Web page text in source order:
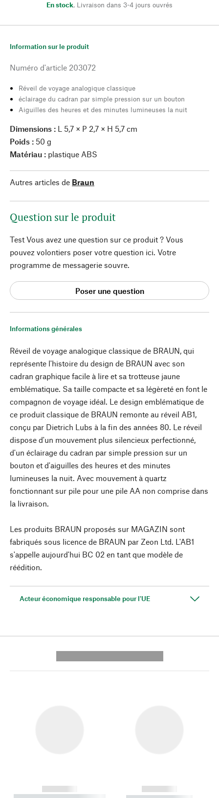
En stock, Livraison dans 3-4 jours ouvrés
Informations générales
Réveil de voyage analogique classique de BRAUN, qui
représente l'histoire du design de BRAUN avec son
cadran graphique facile à lire et sa trotteuse jaune
emblématique. Sa taille compacte et sa légèreté en font le
compagnon de voyage idéal. Le design emblématique de
ce produit classique de BRAUN remonte au réveil AB1,
conçu par Dietrich Lubs à la fin des années 80. Le réveil
dispose d'un mouvement plus silencieux perfectionné,
d'un éclairage du cadran par simple pression sur un
bouton et d'aiguilles des heures et des minutes
lumineuses la nuit. Avec mouvement à quartz
fonctionnant sur pile pour une pile AA non comprise dans
la livraison.
Les produits BRAUN proposés sur MAGAZIN sont
fabriqués sous licence de BRAUN par Zeon Ltd. L'AB1
s'appelle aujourd'hui BC 02 en tant que modèle de
réédition.
Acteur économique responsable pour l'UE
Information sur le produit
Numéro d'article 203072
Réveil de voyage analogique classique
éclairage du cadran par simple pression sur un bouton
Aiguilles des heures et des minutes lumineuses la nuit
Dimensions : L 5,7 × P 2,7 × H 5,7 cm
Poids : 50 g
Matériau : plastique ABS
Autres articles de Braun
Question sur le produit
Test Vous avez une question sur ce produit ? Vous
pouvez volontiers poser votre question ici. Votre
programme de messagerie souvre.
Poser une question
------------
------------